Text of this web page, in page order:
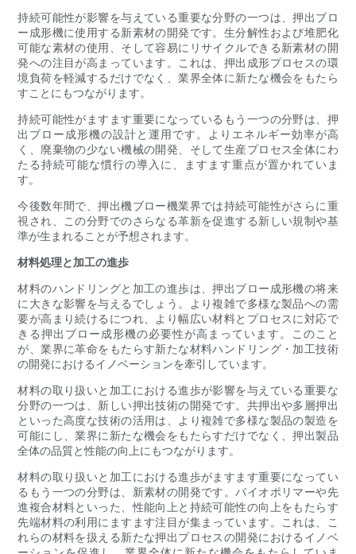
持続可能性が影響を与えている重要な分野の一つは、押出ブロ
ー成形機に使用する新素材の開発です。生分解性および堆肥化
可能な素材の使用、そして容易にリサイクルできる新素材の開
発への注目が高まっています。これは、押出成形プロセスの環
境負荷を軽減するだけでなく、業界全体に新たな機会をもたら
すことにもつながります。
持続可能性がますます重要になっているもう一つの分野は、押
出ブロー成形機の設計と運用です。よりエネルギー効率が高
く、廃棄物の少ない機械の開発、そして生産プロセス全体にわ
たる持続可能な慣行の導入に、ますます重点が置かれていま
す。
今後数年間で、押出機ブロー機業界では持続可能性がさらに重
視され、この分野でのさらなる革新を促進する新しい規制や基
準が生まれることが予想されます。
材料処理と加工の進歩
材料のハンドリングと加工の進歩は、押出ブロー成形機の将来
に大きな影響を与えるでしょう。より複雑で多様な製品への需
要が高まり続けるにつれ、より幅広い材料とプロセスに対応で
きる押出ブロー成形機の必要性が高まっています。このこと
が、業界に革命をもたらす新たな材料ハンドリング・加工技術
の開発におけるイノベーションを牽引しています。
材料の取り扱いと加工における進歩が影響を与えている重要な
分野の一つは、新しい押出技術の開発です。共押出や多層押出
といった高度な技術の活用は、より複雑で多様な製品の製造を
可能にし、業界に新たな機会をもたらすだけでなく、押出製品
全体の品質と性能の向上にもつながります。
材料の取り扱いと加工における進歩がますます重要になってい
るもう一つの分野は、新素材の開発です。バイオポリマーや先
進複合材料といった、性能向上と持続可能性の向上をもたらす
先端材料の利用にますます注目が集まっています。これは、こ
れらの材料を扱える新たな押出プロセスの開発におけるイノベ